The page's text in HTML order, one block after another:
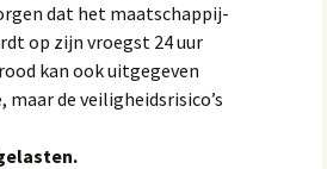
dat het maatschappij-
op zijn vroegst 24 uur
kan ook uitgegeven
de veiligheidsrisico’s